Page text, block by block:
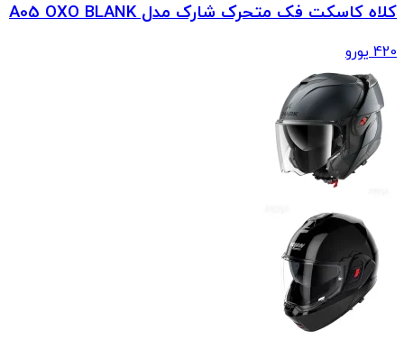
کلاه کاسکت فک متحرک شارک مدل A05 OXO BLANK
420 یورو